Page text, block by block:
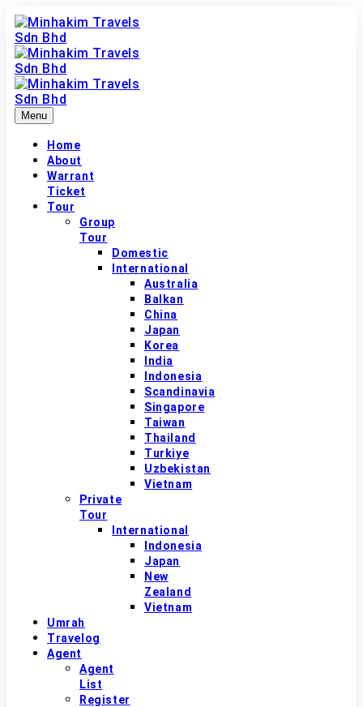
Menu
Home
About
Warrant
Ticket
Tour
Group
Tour
Domestic
International
Australia
Balkan
China
Japan
Korea
India
Indonesia
Scandinavia
Singapore
Taiwan
Thailand
Turkiye
Uzbekistan
Vietnam
Private
Tour
International
Indonesia
Japan
New
Zealand
Vietnam
Umrah
Travelog
Agent
Agent
List
Register